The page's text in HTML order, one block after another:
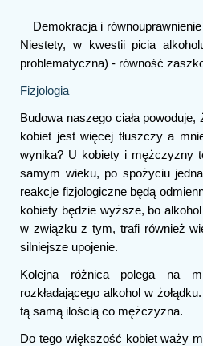
Demokracja i
Niestety, w kwestii picia
problematyczna) - równość
Fizjologia
Budowa naszego ciała
kobiet jest więcej tłuszczy a
wynika? U kobiety i mężczyzny
samym wieku, po spożyciu
reakcje fizjologiczne będą
kobiety będzie wyższe, bo
w związku z tym, trafi również
silniejsze upojenie.
Kolejna różnica polega na
rozkładającego alkohol w
tą samą ilością co mężczyzna.
Do tego większość kobiet waży